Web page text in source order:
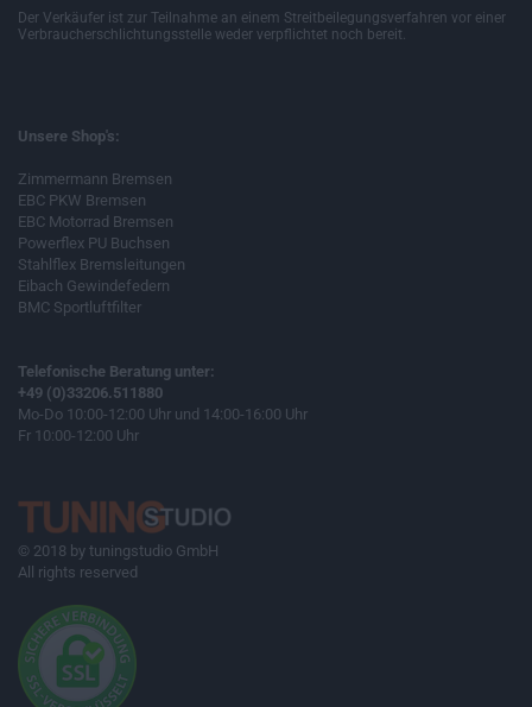
Der Verkäufer ist zur Teilnahme an einem Streitbeilegungsverfahren vor einer
Verbraucherschlichtungsstelle weder verpflichtet noch bereit.
Unsere Shop's:
Zimmermann Bremsen
EBC PKW Bremsen
EBC Motorrad Bremsen
Powerflex PU Buchsen
Stahlflex Bremsleitungen
Eibach Gewindefedern
BMC Sportluftfilter
Telefonische Beratung unter:
+49 (0)33206.511880
Mo-Do 10:00-12:00 Uhr und 14:00-16:00 Uhr
Fr 10:00-12:00 Uhr
© 2018 by tuningstudio GmbH
All rights reserved